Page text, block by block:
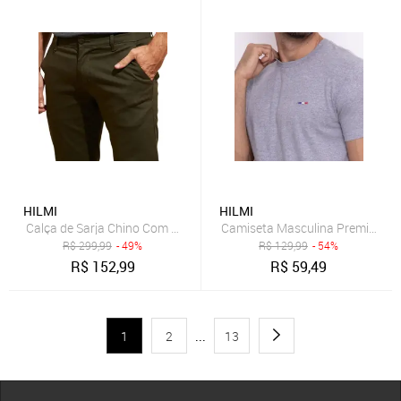
HILMI
Calça de Sarja Chino Com Bolso Traseiro Embutido Alfaiataria
R$299,99 - 49%
R$ 152,99
HILMI
Camiseta Masculina Premium
R$129,99 - 54%
R$ 59,49
1 2 ... 13